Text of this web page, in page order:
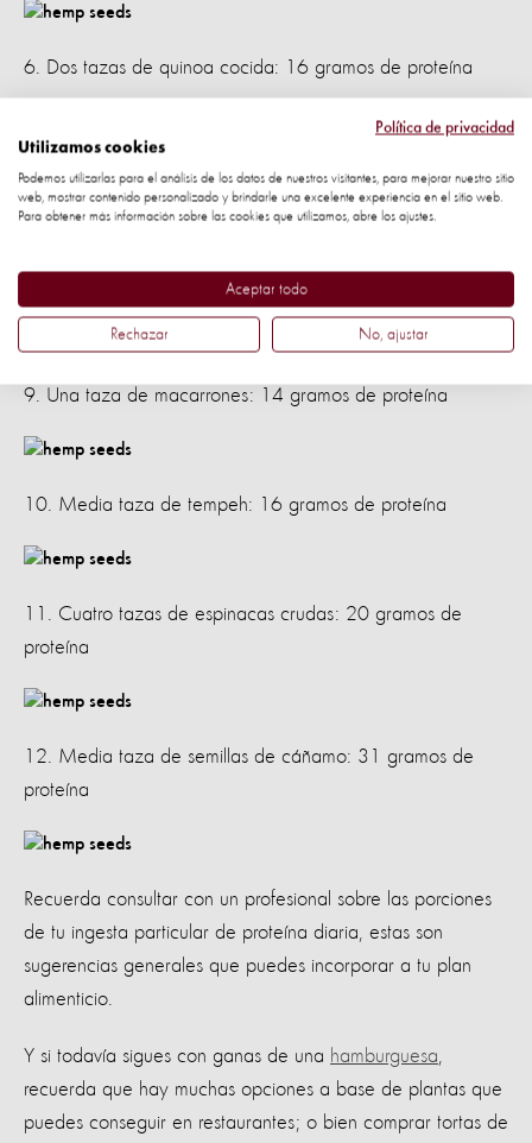
6. Dos tazas de quinoa cocida: 16 gramos de proteína
7. Media taza de seitán: 25 gramos de proteína
8. Media taza de almendras: 15 gramos de proteína
9. Una taza de macarrones: 14 gramos de proteína
10. Media taza de tempeh: 16 gramos de proteína
11. Cuatro tazas de espinacas crudas: 20 gramos de
proteína
12. Media taza de semillas de cáñamo: 31 gramos de
proteína
Recuerda consultar con un profesional sobre las porciones
de tu ingesta particular de proteína diaria, estas son
sugerencias generales que puedes incorporar a tu plan
alimenticio.
Y si todavía sigues con ganas de una hamburguesa
recuerda que hay muchas opciones a base de plantas que
puedes conseguir en restaurantes; o bien comprar tortas de
Política de privacidad
Utilizamos cookies
Podemos utilizarlas para el análisis de los datos de nuestros visitantes, para mejorar nuestro sitio
web, mostrar contenido personalizado y brindarle una excelente experiencia en el sitio web.
Para obtener más información sobre las cookies que utilizamos, abre los ajustes.
Aceptar todo
Rechazar No, ajustar